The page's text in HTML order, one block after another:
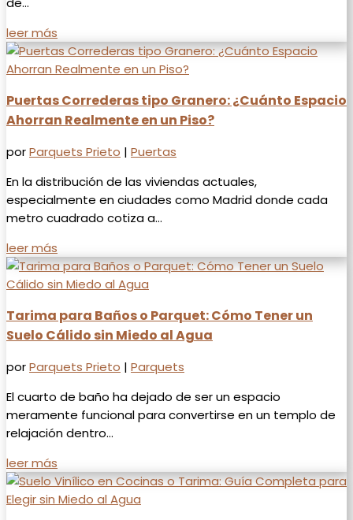
leer más
Puertas Correderas tipo Granero: ¿Cuánto Espacio
Ahorran Realmente en un Piso?
porParquets Prieto | Puertas
En la distribución de las viviendas actuales,
especialmente en ciudades como Madrid donde cada
metro cuadrado cotiza a...
leer más
Tarima para Baños o Parquet: Cómo Tener un
Suelo Cálido sin Miedo al Agua
porParquets Prieto | Parquets
El cuarto de baño ha dejado de ser un espacio
meramente funcional para convertirse en un templo de
relajación dentro...
leer más